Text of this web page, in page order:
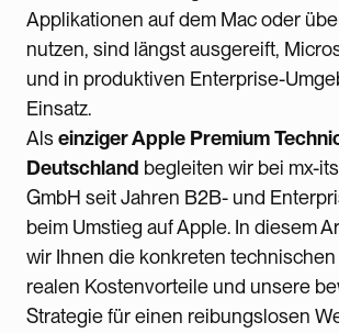
Applikationen auf dem Mac oder
nutzen, sind längst ausgereift,
und in produktiven Enterprise-
Einsatz.
Alseinziger Apple Premium
Deutschland begleiten wir bei mx-
GmbH seit Jahren B2B- und
beim Umstieg auf Apple. In diesem
wir Ihnen die konkreten
realen Kostenvorteile und unsere
Strategie für einen reibungslosen